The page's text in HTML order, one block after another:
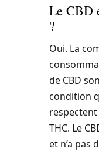
Le CBD
?
Oui. La
de CBD
condition
THC. Le
et n’a pas